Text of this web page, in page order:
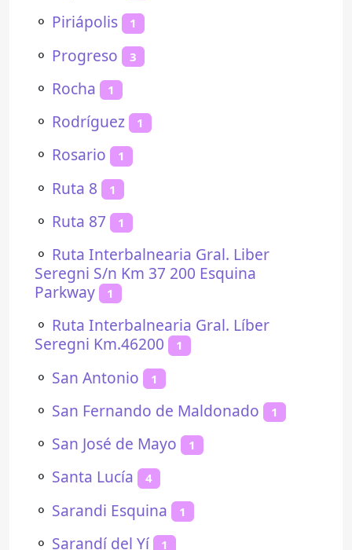
⚬ Piriápolis 1
⚬ Progreso 3
⚬ Rocha 1
⚬ Rodríguez 1
⚬ Rosario 1
⚬ Ruta 8 1
⚬ Ruta 87 1
⚬ Ruta Interbalnearia Gral. Liber
Seregni S/n Km 37 200 Esquina
Parkway
1
⚬ Ruta Interbalnearia Gral. Líber
Seregni Km.46200
1
⚬ San Antonio 1
⚬ San Fernando de Maldonado 1
⚬ San José de Mayo 1
⚬ Santa Lucía 4
⚬ Sarandi Esquina 1
⚬ Sarandí del Yí 1